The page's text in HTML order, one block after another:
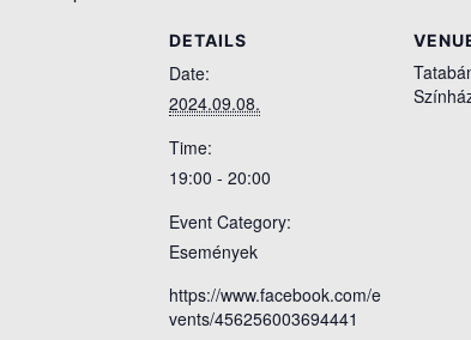
DETAILS
Date:
2024.09.08.
Time:
19:00 - 20:00
Event Category:
Események
https://www.facebook.com/e
vents/456256003694441